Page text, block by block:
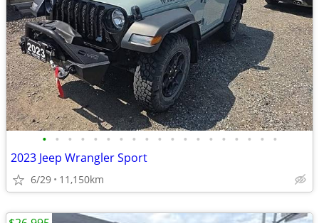
• • • • • • • • • • • • • • • • • • •
2023 Jeep Wrangler Sport
6/29 11,150km